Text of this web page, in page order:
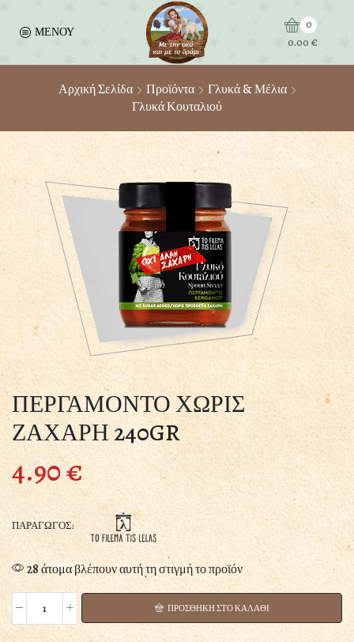
ΜΕΝΟΥ
0
0.00€
Αρχική Σελίδα Προϊόντα
Γλυκά & Μέλια
Γλυκά Κουταλιού
ΠΕΡΓΑΜΟΝΤΟ ΧΩΡΙΣ
ΖΑΧΑΡΗ 240GR
4.90€
ΠΑΡΑΓΩΓΟΣ:
28 άτομα βλέπουν αυτή τη στιγμή το προϊόν
ΠΕΡΓΑΜΟΝΤΟ
ΧΩΡΙΣ
ΠΡΟΣΘΗΚΗ ΣΤΟ ΚΑΛΑΘΙ